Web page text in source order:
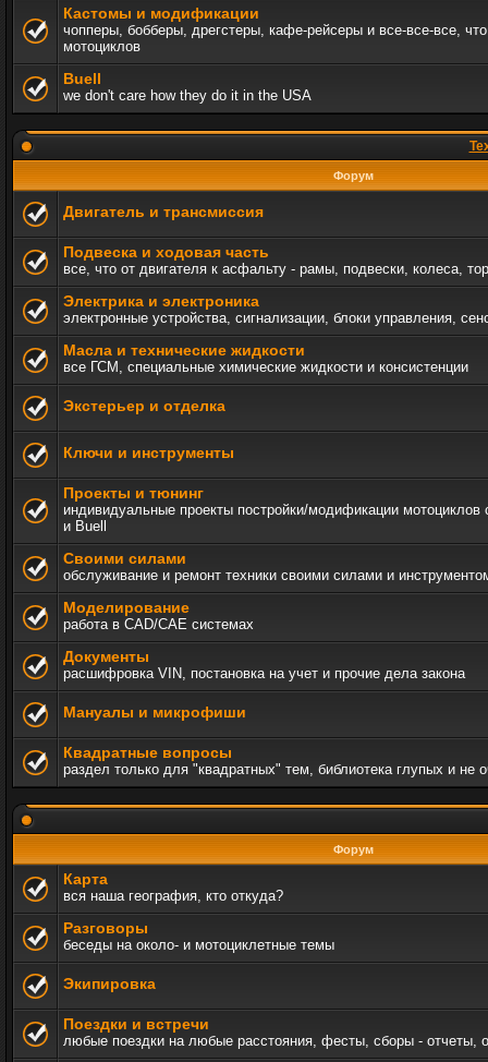
Кастомы и модификации
чопперы, бобберы, дрегстеры, кафе-рейсеры и все-все-все,
мотоциклов
Buell
we don't care how they do it in the USA
Форум
Двигатель и трансмиссия
Подвеска и ходовая часть
все, что от двигателя к асфальту - рамы, подвески, колеса,
Электрика и электроника
электронные устройства, сигнализации, блоки управления,
Масла и технические жидкости
все ГСМ, специальные химические жидкости и консистенции
Экстерьер и отделка
Ключи и инструменты
Проекты и тюнинг
индивидуальные проекты постройки/модификации мотоциклов
и Buell
Своими силами
обслуживание и ремонт техники своими силами и
Моделирование
работа в CAD/CAE системах
Документы
расшифровка VIN, постановка на учет и прочие дела закона
Мануалы и микрофиши
Квадратные вопросы
раздел только для "квадратных" тем, библиотека глупых и не
Форум
Карта
вся наша география, кто откуда?
Разговоры
беседы на около- и мотоциклетные темы
Экипировка
Поездки и встречи
любые поездки на любые расстояния, фесты, сборы - отчеты,